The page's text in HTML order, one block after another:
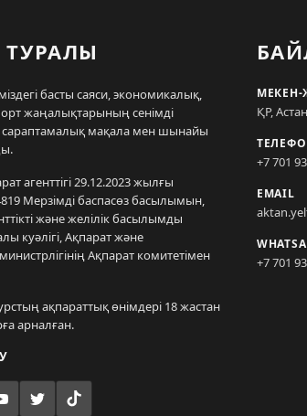
ТУРАЛЫ
басты саяси, экономикалық,
жаңалықтарының сенімді
сараптамалық мақала мен шынайы
агенттігі 29.12.2023 жылғы
Мерзімді баспасөз басылымын,
және желілік басылымды
куәлігі, Ақпарат және
Ақпарат комитетімен
ақпараттық өнімдері 18 жастан
арналған.
ҚР,
+7 701
EMAIL
+7 701